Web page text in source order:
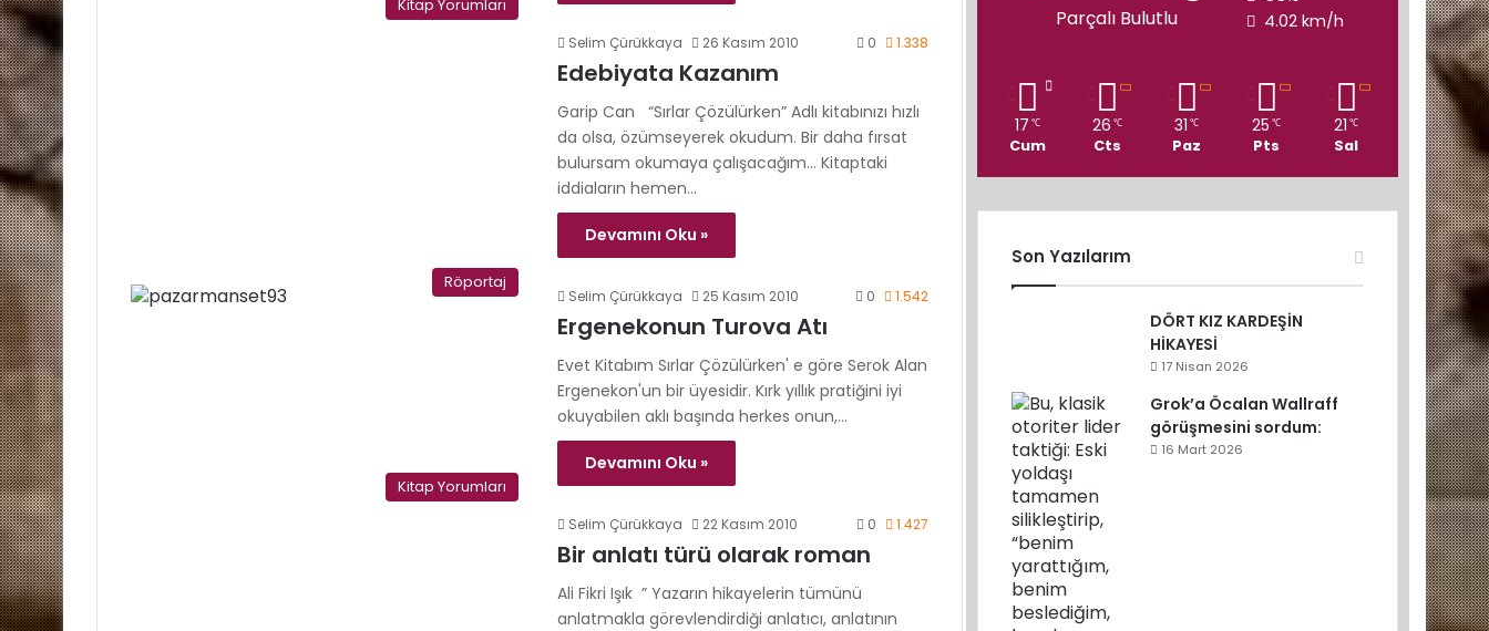
Kitap Yorumları
Selim Çürükkaya 26 Kasım 2010 0 1.338
Edebiyata Kazanım
Garip Can “Sırlar Çözülürken” Adlı kitabınızı hızlı
da olsa, özümseyerek okudum. Bir daha fırsat
bulursam okumaya çalışacağım… Kitaptaki
iddiaların hemen…
Devamını Oku »
Röportaj
Selim Çürükkaya 25 Kasım 2010 0 1.542
Ergenekonun Turova Atı
Evet Kitabım Sırlar Çözülürken' e göre Serok Alan
Ergenekon'un bir üyesidir. Kırk yıllık pratiğini iyi
okuyabilen aklı başında herkes onun,…
Devamını Oku »
Kitap Yorumları
Selim Çürükkaya 22 Kasım 2010 0 1.427
Bir anlatı türü olarak roman
Ali Fikri Işık ” Yazarın hikayelerin tümünü
anlatmakla görevlendirdiği anlatıcı, anlatının
Parçalı Bulutlu
4.02 km/h
17 ℃
Cum
26 ℃
Cts
31 ℃
Paz
25 ℃
Pts
21 ℃
Sal
Son Yazılarım
DÖRT KIZ KARDEŞİN
HİKAYESİ
17 Nisan 2026
Grok’a Öcalan Wallraff
görüşmesini sordum:
16 Mart 2026